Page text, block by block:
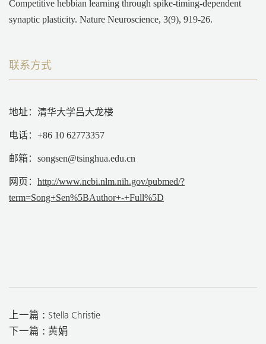
Competitive hebbian learning through spike-timing-dependent
synaptic plasticity. Nature Neuroscience, 3(9), 919-26.
联系方式
地址： 清华大学吕大龙楼
电话：+86 10 62773357
邮箱：songsen@tsinghua.edu.cn
网页： http://www.ncbi.nlm.nih.gov/pubmed/?
term=Song+Sen%5BAuthor+-+Full%5D
上一篇 : Stella Christie
下一篇 : 黄娟